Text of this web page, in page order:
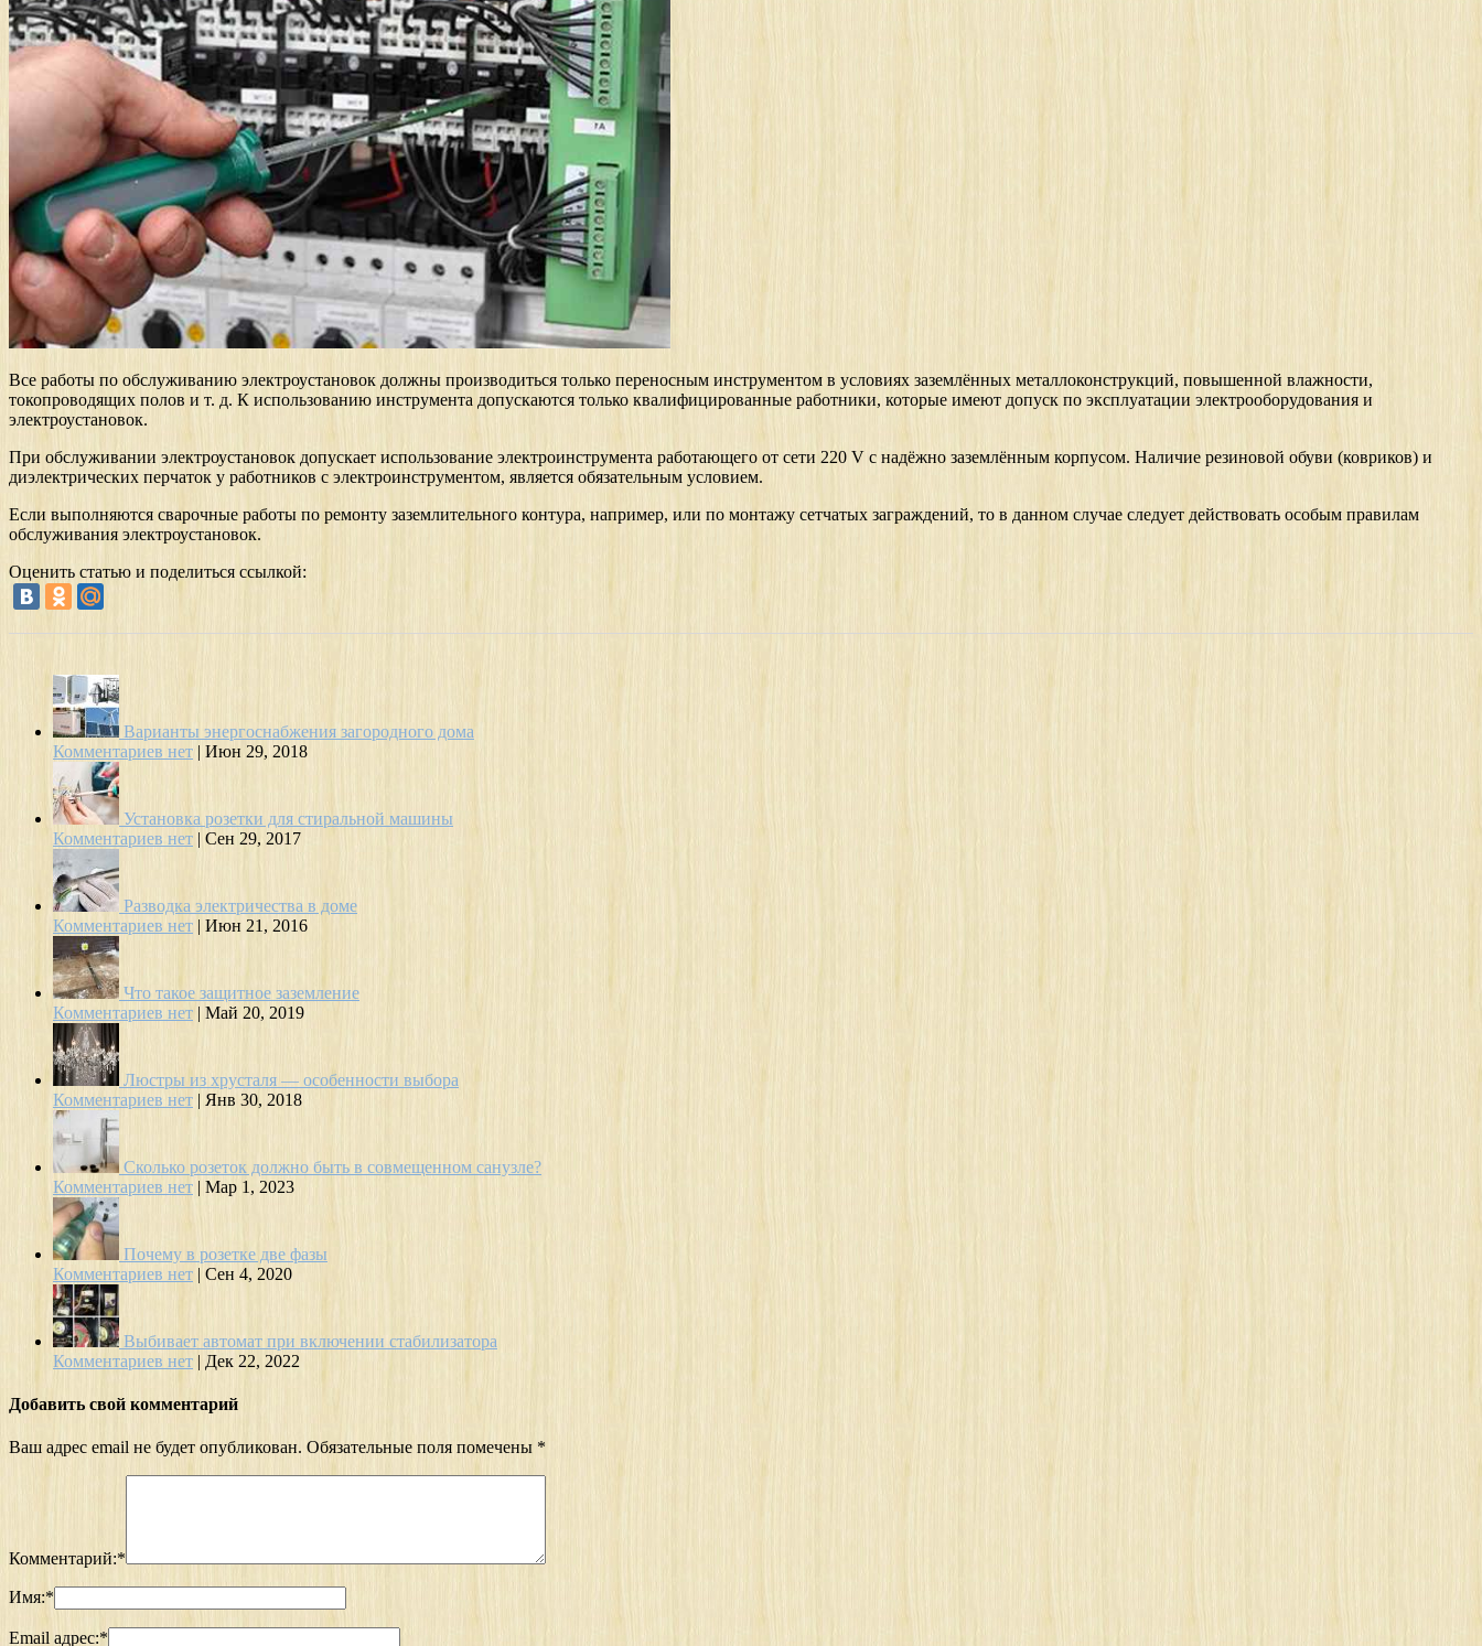
Все работы по обслуживанию электроустановок должны производиться только переносным инструментом в условиях заземлённых металлоконструкций, повышенной влажности,
токопроводящих полов и т. д. К использованию инструмента допускаются только квалифицированные работники, которые имеют допуск по эксплуатации электрооборудования и
электроустановок.
При обслуживании электроустановок допускает использование электроинструмента работающего от сети 220 V с надёжно заземлённым корпусом. Наличие резиновой обуви (ковриков) и
диэлектрических перчаток у работников с электроинструментом, является обязательным условием.
Если выполняются сварочные работы по ремонту заземлительного контура, например, или по монтажу сетчатых заграждений, то в данном случае следует действовать особым правилам
обслуживания электроустановок.
Оценить статью и поделиться ссылкой:
Варианты энергоснабжения загородного дома
Комментариев нет | Июн 29, 2018
Установка розетки для стиральной машины
Комментариев нет | Сен 29, 2017
Разводка электричества в доме
Комментариев нет | Июн 21, 2016
Что такое защитное заземление
Комментариев нет | Май 20, 2019
Люстры из хрусталя — особенности выбора
Комментариев нет | Янв 30, 2018
Сколько розеток должно быть в совмещенном санузле?
Комментариев нет | Мар 1, 2023
Почему в розетке две фазы
Комментариев нет | Сен 4, 2020
Выбивает автомат при включении стабилизатора
Комментариев нет | Дек 22, 2022
Добавить свой комментарий
Ваш адрес email не будет опубликован. Обязательные поля помечены *
Комментарий:*
Имя:*
Email адрес:*